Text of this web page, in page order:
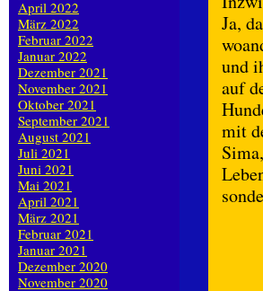
Ja,
und
auf
mit
April 2022
März 2022
Februar 2022
Januar 2022
Dezember 2021
November 2021
Oktober 2021
September 2021
August 2021
Juli 2021
Juni 2021
Mai 2021
April 2021
März 2021
Februar 2021
Januar 2021
Dezember 2020
November 2020